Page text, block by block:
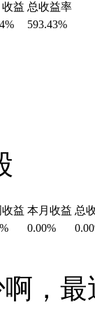
益 总收益率
593.43%
益 本月收益 总
0.00%
，